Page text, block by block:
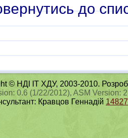
до
© НДІ ІТ ХДУ, 2003-2010.
0.6 (1/22/2012), ASM Version:
Кравцов Геннадій